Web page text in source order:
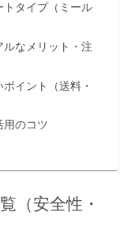
タイプ（ミール
なメリット・注
イント（送料・
用のコツ
（安全性・